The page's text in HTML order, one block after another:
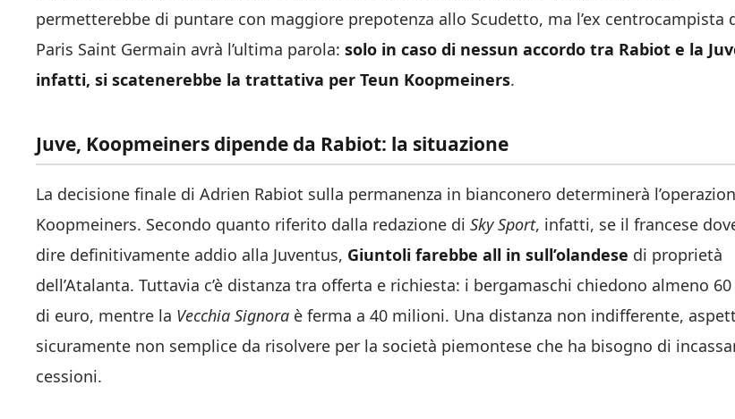
permetterebbe di puntare con maggiore prepotenza allo Scudetto, ma l’ex centrocampista
Paris Saint Germain avrà l’ultima parola: solo in caso di nessun accordo tra Rabiot e la
infatti, si scatenerebbe la trattativa per Teun Koopmeiners.
Juve, Koopmeiners dipende da Rabiot: la situazione
La decisione finale di Adrien Rabiot sulla permanenza in bianconero determinerà
Koopmeiners. Secondo quanto riferito dalla redazione di Sky Sport, infatti, se il francese
dire definitivamente addio alla Juventus, Giuntoli farebbe all in sull’olandese di proprietà
dell’Atalanta. Tuttavia c’è distanza tra offerta e richiesta: i bergamaschi chiedono almeno
di euro, mentre la Vecchia Signora è ferma a 40 milioni. Una distanza non indifferente,
sicuramente non semplice da risolvere per la società piemontese che ha bisogno di
cessioni.